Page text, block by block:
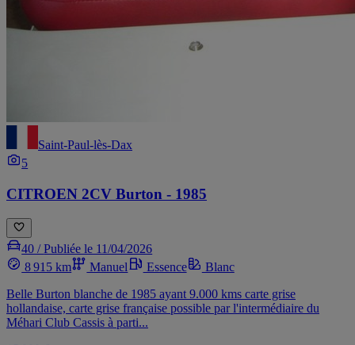
Saint-Paul-lès-Dax
5
CITROEN 2CV Burton - 1985
40 /Publiée le 11/04/2026
8 915 km
Manuel Essence
Blanc
Belle Burton blanche de 1985 ayant 9.000 kms carte grise
hollandaise, carte grise française possible par l'intermédiaire du
Méhari Club Cassis à parti...